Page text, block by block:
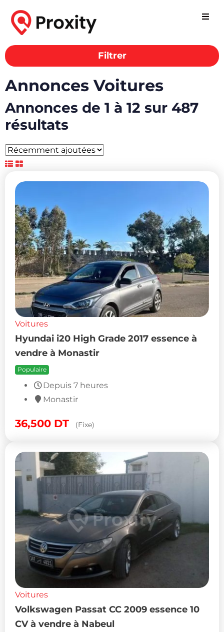
Filtrer
Annonces Voitures
Annonces de 1 à 12 sur 487
résultats
Voitures
Hyundai i20 High Grade 2017 essence à
vendre à Monastir
Populaire
Depuis 7 heures
Monastir
36,500 DT (Fixe)
Voitures
Volkswagen Passat CC 2009 essence 10
CV à vendre à Nabeul